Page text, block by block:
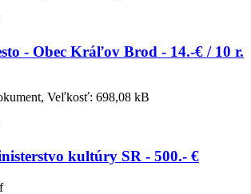
- Obec Kráľov Brod - 14.-€ / 10 r.
Veľkosť: 698,08 kB
kultúry SR - 500.- €